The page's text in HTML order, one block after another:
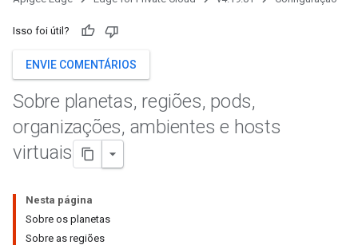
Isso foi útil?
ENVIE COMENTÁRIOS
Sobre planetas, regiões, pods,
organizações, ambientes e hosts
virtuais
Nesta página
Sobre os planetas
Sobre as regiões